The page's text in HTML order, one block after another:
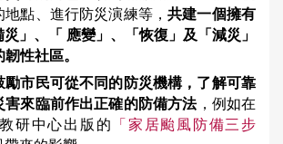
地點、進行防災演練等，共建一個擁有
災」、「 應變」、「恢復」及「減災」
性社區。
勵市民可從不同的防災機構，了解可靠
害來臨前作出正確的防備方法，例如在
研中心出版的
「家居颱風防備三步